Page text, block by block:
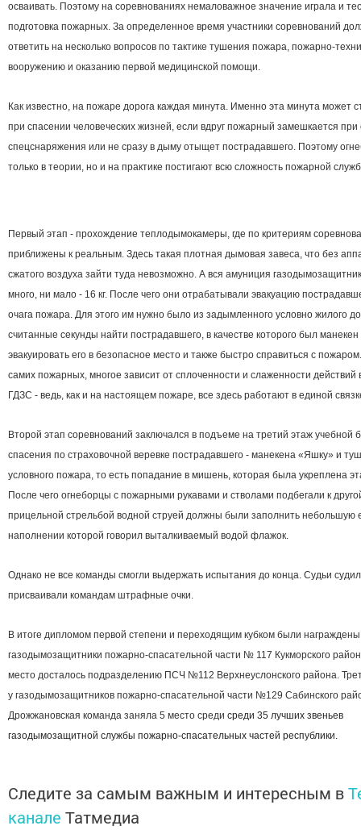
осваивать. Поэтому на соревнованиях немаловажное значение играла и
подготовка пожарных. За определенное время участники соревнований
ответить на несколько вопросов по тактике тушения пожара, пожарно-
вооружению и оказанию первой медицинской помощи.
Как известно, на пожаре дорога каждая минута. Именно эта минута может
при спасении человеческих жизней, если вдруг пожарный замешкается при
спецснаряжения или не сразу в дыму отыщет пострадавшего. Поэтому
только в теории, но и на практике постигают всю сложность пожарной
Первый этап - прохождение теплодымокамеры, где по критериям
приближены к реальным. Здесь такая плотная дымовая завеса, что без
сжатого воздуха зайти туда невозможно. А вся амуниция
много, ни мало - 16 кг. После чего они отрабатывали эвакуацию
очага пожара. Для этого им нужно было из задымленного условно жилого
считанные секунды найти пострадавшего, в качестве которого был
эвакуировать его в безопасное место и также быстро справиться с
самих пожарных, многое зависит от сплоченности и слаженности действий
ГДЗС - ведь, как и на настоящем пожаре, все здесь работают в единой
Второй этап соревнований заключался в подъеме на третий этаж учебной
спасения по страховочной веревке пострадавшего - манекена «Яшку» и
условного пожара, то есть попадание в мишень, которая была укреплена
После чего огнеборцы с пожарными рукавами и стволами подбегали к
прицельной стрельбой водной струей должны были заполнить небольшую
наполнении которой говорил выталкиваемый водой флажок.
Однако не все команды смогли выдержать испытания до конца. Судьи
присваивали командам штрафные очки.
В итоге дипломом первой степени и переходящим кубком были награждены
газодымозащитники пожарно-спасательной части № 117 Кукморского
место досталось подразделению ПСЧ №112 Верхнеуслонского района.
у газодымозащитников пожарно-спасательной части №129 Сабинского
Дрожжановская команда заняла 5 место среди среди 35 лучших звеньев
газодымозащитной службы пожарно-спасательных частей республики.
Следите за самым важным и интересным в
канале Татмедиа